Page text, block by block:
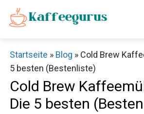
Zum
Inhalt
Startseite » Blog » Cold Brew
5 besten (Bestenliste)
Cold Brew
Die 5 besten